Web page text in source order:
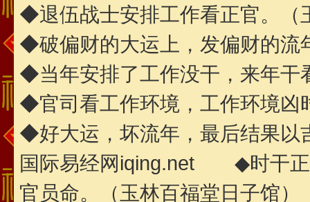
◆退伍战士安排工作看正官。（
◆破偏财的大运上，发偏财的流
◆当年安排了工作没干，来年干
◆官司看工作环境，工作环境凶
◆好大运，坏流年，最后结果以
国际易经网iqing.net ◆时干正
官员命。（玉林百福堂日子馆）